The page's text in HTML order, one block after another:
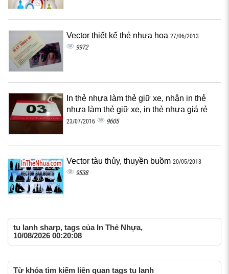
Vector thiết kế thẻ nhựa hoa 27/06/2013
9972
In thẻ nhựa làm thẻ giữ xe, nhận in thẻ
nhựa làm thẻ giữ xe, in thẻ nhựa giá rẻ
23/07/2016 9605
Vector tàu thủy, thuyền buồm 20/05/2013
9538
tu lanh sharp, tags của In Thẻ Nhựa,
10/08/2026 00:20:08
Từ khóa tìm kiếm liên quan tags tu lanh